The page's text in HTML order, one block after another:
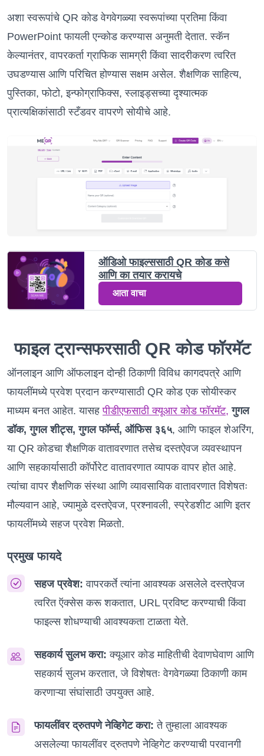
अशा स्वरूपांचे QR कोड वेगवेगळ्या स्वरूपांच्या प्रतिमा किंवा
PowerPoint फायली एन्कोड करण्यास अनुमती देतात. स्कॅन
केल्यानंतर, वापरकर्ता ग्राफिक सामग्री किंवा सादरीकरण त्वरित
उघडण्यास आणि परिचित होण्यास सक्षम असेल. शैक्षणिक साहित्य,
पुस्तिका, फोटो, इन्फोग्राफिक्स, स्लाइड्सच्या दृश्यात्मक
प्रात्यक्षिकांसाठी स्टँडवर वापरणे सोयीचे आहे.
ऑडिओ फाइल्ससाठी QR कोड कसे
आणि का तयार करायचे
आता वाचा
फाइल ट्रान्सफरसाठी QR कोड फॉरमॅट
ऑनलाइन आणि ऑफलाइन दोन्ही ठिकाणी विविध कागदपत्रे आणि
फायलींमध्ये प्रवेश प्रदान करण्यासाठी QR कोड एक सोयीस्कर
माध्यम बनत आहेत. यासहपीडीएफसाठी क्यूआर कोड फॉरमॅट, गुगल
डॉक, गुगल शीट्स, गुगल फॉर्म्स, ऑफिस ३६५, आणि फाइल शेअरिंग,
या QR कोडचा शैक्षणिक वातावरणात तसेच दस्तऐवज व्यवस्थापन
आणि सहकार्यासाठी कॉर्पोरेट वातावरणात व्यापक वापर होत आहे.
त्यांचा वापर शैक्षणिक संस्था आणि व्यावसायिक वातावरणात विशेषतः
मौल्यवान आहे, ज्यामुळे दस्तऐवज, प्रश्नावली, स्प्रेडशीट आणि इतर
फायलींमध्ये सहज प्रवेश मिळतो.
प्रमुख फायदे
सहज प्रवेश: वापरकर्ते त्यांना आवश्यक असलेले दस्तऐवज
त्वरित ऍक्सेस करू शकतात, URL प्रविष्ट करण्याची किंवा
फाइल्स शोधण्याची आवश्यकता टाळता येते.
सहकार्य सुलभ करा: क्यूआर कोड माहितीची देवाणघेवाण आणि
सहकार्य सुलभ करतात, जे विशेषतः वेगवेगळ्या ठिकाणी काम
करणाऱ्या संघांसाठी उपयुक्त आहे.
फायलींवर द्रुतपणे नेव्हिगेट करा: ते तुम्हाला आवश्यक
असलेल्या फायलींवर द्रुतपणे नेव्हिगेट करण्याची परवानगी